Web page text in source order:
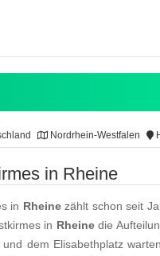
Nordrhein-Westfalen
in Rheine
in Rheinezählt schon seit
in Rheinedie
dem Elisabethplatz